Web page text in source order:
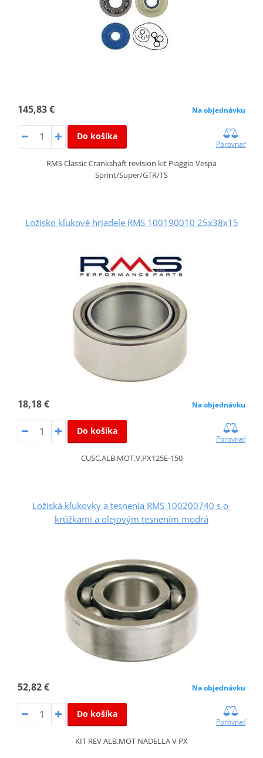
145,83 € Na objednávku
Do košíka
Porovnať
RMS Classic Crankshaft revision kit Piaggio Vespa
Sprint/Super/GTR/TS
Ložisko kľukové hriadele RMS 100190010 25x38x15
18,18 € Na objednávku
Do košíka
Porovnať
CUSC.ALB.MOT.V.PX125E-150
Ložiská kľukovky a tesnenia RMS 100200740 s o-
krúžkami a olejovým tesnením modrá
52,82 € Na objednávku
Do košíka
Porovnať
KIT REV ALB.MOT NADELLA V PX